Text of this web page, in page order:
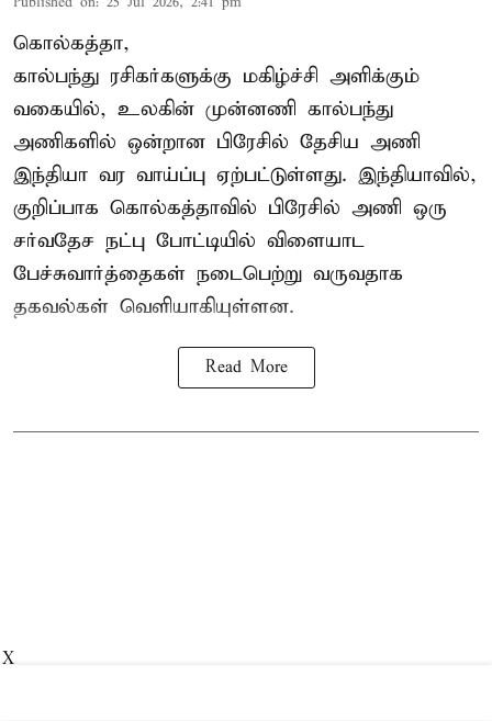
கொல்கத்தா,
கால்பந்து ரசிகர்களுக்கு மகிழ்ச்சி அளிக்கும்
வகையில், உலகின் முன்னணி கால்பந்து
அணிகளில் ஒன்றான பிரேசில் தேசிய அணி
இந்தியா வர வாய்ப்பு ஏற்பட்டுள்ளது. இந்தியாவில்,
குறிப்பாக கொல்கத்தாவில் பிரேசில் அணி ஒரு
சர்வதேச நட்பு போட்டியில் விளையாட
பேச்சுவார்த்தைகள் நடைபெற்று வருவதாக
தகவல்கள் வெளியாகியுள்ளன.
Read More
X